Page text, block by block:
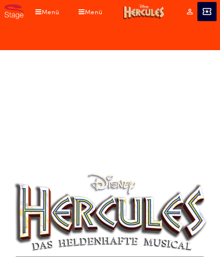
Direkt
zum
Menü Menü
Mein
Konto
Angebot